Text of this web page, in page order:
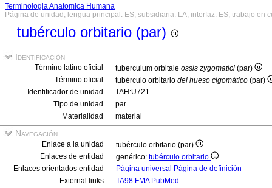
Terminologia Anatomica Humana
Página de unidad, lengua principal: ES, subsidiaria: LA, interfaz: ES, trabajo en
tubérculo orbitario (par)
Identificación
Término latino oficial tuberculum orbitale ossis zygomatici (par)
Término oficial
tubérculo orbitario del hueso cigomático (par)
Identificador de unidad
TAH:U721
Tipo de unidad
par
Materialidad
material
Navegación
Enlace a la unidad
tubérculo orbitario (par)
Enlaces de entidad
genérico: tubérculo orbitario
Enlaces orientados entidad
Página universal Página de definición
External links
TA98 FMA PubMed